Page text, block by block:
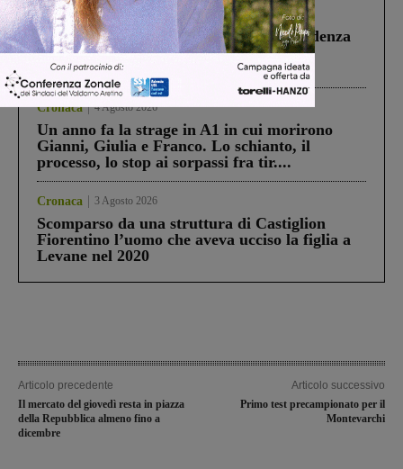
Figline Incisa Valdarno 1 Agosto 2026
Piscina di Figline finanziata oltre la scadenza
Pnrr, il gruppo di Fratelli d’Italia: “Un
ringraziamento al Governo”
Cronaca 4 Agosto 2026
Un anno fa la strage in A1 in cui morirono
Gianni, Giulia e Franco. Lo schianto, il
processo, lo stop ai sorpassi fra tir....
Cronaca 3 Agosto 2026
Scomparso da una struttura di Castiglion
Fiorentino l’uomo che aveva ucciso la figlia a
Levane nel 2020
Articolo precedente
Il mercato del giovedì resta in piazza
della Repubblica almeno fino a
dicembre
Articolo successivo
Primo test precampionato per il
Montevarchi